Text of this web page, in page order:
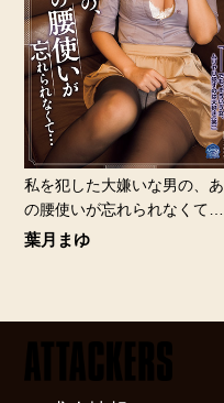
私を犯した大嫌いな男の、あ
の腰使いが忘れられなくて…
葉月まゆ